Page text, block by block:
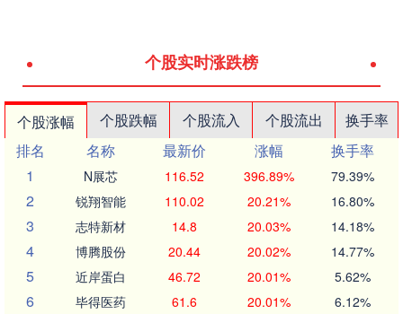
个股实时涨跌榜
个股涨幅 个股跌幅 个股流入 个股流出
换手率
排名
名称 最新价 涨幅
换手率
1
N展芯 116.52 396.89% 79.39%
2 锐翔智能 110.02 20.21% 16.80%
3 志特新材 14.8 20.03% 14.18%
4 博腾股份 20.44 20.02% 14.77%
5 近岸蛋白 46.72 20.01% 5.62%
6 毕得医药 61.6 20.01% 6.12%